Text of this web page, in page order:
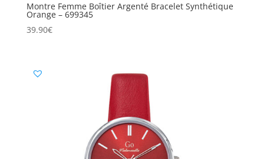
Montre Femme Boîtier Argenté Bracelet Synthétique
Orange – 699345
39.90€